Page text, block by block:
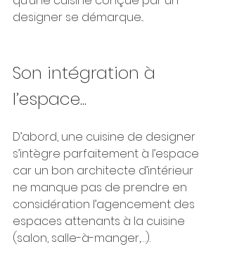
designer se démarque...
Son intégration à
l’espace...
D’abord, une cuisine de designer
s’intègre parfaitement à l’espace
car un bon architecte d’intérieur
ne manque pas de prendre en
considération l’agencement des
espaces attenants à la cuisine
(salon, salle-à-manger,…).